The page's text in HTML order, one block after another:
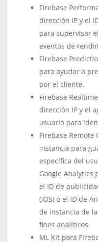
Firebase
dirección IP y el
para supervisar
eventos de
Firebase
para ayudar a
por el cliente.
Firebase
dirección IP y el
usuario para
Firebase Remote
instancia para
específica del
Google Analytics
el ID de
(iOS) o el ID de
de instancia de
fines analíticos.
ML Kit para